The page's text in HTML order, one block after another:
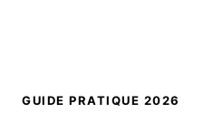
GUIDE PRATIQUE 2026